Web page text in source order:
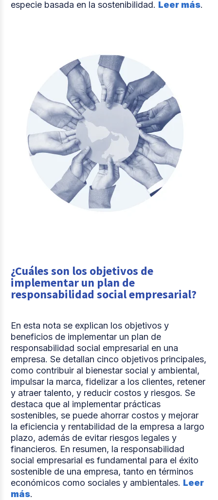
especie basada en la sostenibilidad. Leer más.
¿Cuáles son los objetivos de
implementar un plan de
responsabilidad social empresarial?
En esta nota se explican los objetivos y
beneficios de implementar un plan de
responsabilidad social empresarial en una
empresa. Se detallan cinco objetivos principales,
como contribuir al bienestar social y ambiental,
impulsar la marca, fidelizar a los clientes, retener
y atraer talento, y reducir costos y riesgos. Se
destaca que al implementar prácticas
sostenibles, se puede ahorrar costos y mejorar
la eficiencia y rentabilidad de la empresa a largo
plazo, además de evitar riesgos legales y
financieros. En resumen, la responsabilidad
social empresarial es fundamental para el éxito
sostenible de una empresa, tanto en términos
económicos como sociales y ambientales. Leer
más.